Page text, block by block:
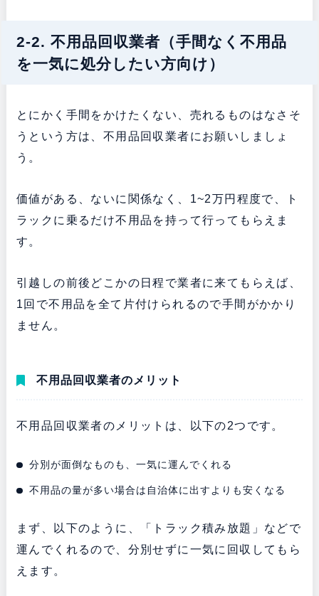
2-2. 不用品回収業者（手間なく不用品
を一気に処分したい方向け）
とにかく手間をかけたくない、売れるものはなさそ
うという方は、不用品回収業者にお願いしましょ
う。
価値がある、ないに関係なく、1~2万円程度で、ト
ラックに乗るだけ不用品を持って行ってもらえま
す。
引越しの前後どこかの日程で業者に来てもらえば、
1回で不用品を全て片付けられるので手間がかかり
ません。
不用品回収業者のメリット
不用品回収業者のメリットは、以下の2つです。
分別が面倒なものも、一気に運んでくれる
不用品の量が多い場合は自治体に出すよりも安くなる
まず、以下のように、「トラック積み放題」などで
運んでくれるので、分別せずに一気に回収してもら
えます。